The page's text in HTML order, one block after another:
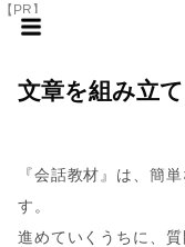
【PR】
文章を組み立
『会話教材』は、簡
す。
進めていくうちに、